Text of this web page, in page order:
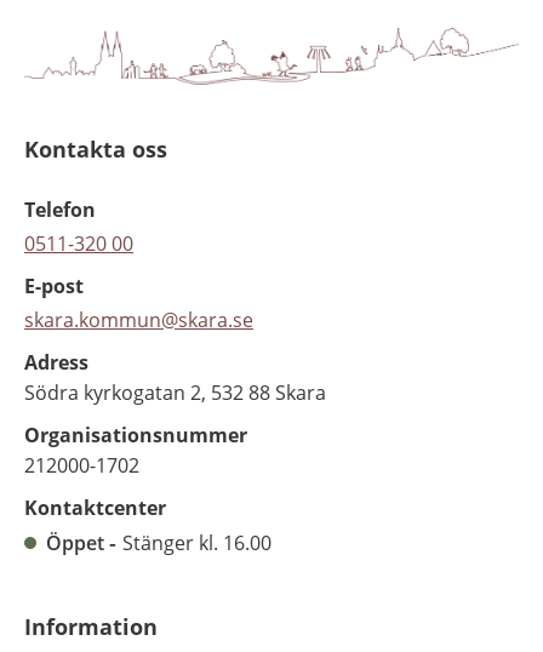
Kontakta oss
Telefon
0511-320 00
E-post
skara.kommun@skara.se
Adress
Södra kyrkogatan 2, 532 88 Skara
Organisationsnummer
212000-1702
Kontaktcenter
Öppet
Stänger kl. 16.00
Information